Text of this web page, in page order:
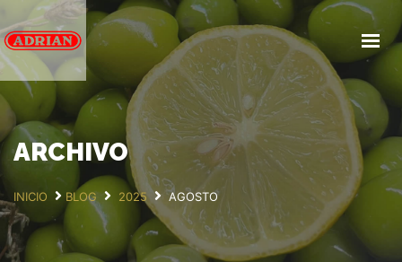
INICIO
NOSOTROS
PRODUCTOS
SERVICIOS
PREGUNTAS FRECUENTES
ARCHIVO
INICIO BLOG 2025 AGOSTO